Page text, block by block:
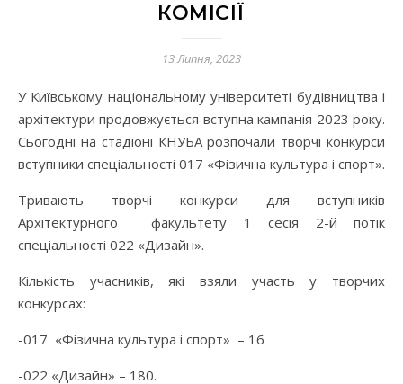
КОМІСІЇ
13 Липня, 2023
У Київському національному університеті будівництва і
архітектури продовжується вступна кампанія 2023 року.
Сьогодні на стадіоні КНУБА розпочали творчі конкурси
вступники спеціальності 017 «Фізична культура і спорт».
Тривають творчі конкурси для вступників
Архітектурного факультету 1 сесія 2-й потік
спеціальності 022 «Дизайн».
Кількість учасників, які взяли участь у творчих
конкурсах:
-017 «Фізична культура і спорт» – 16
-022 «Дизайн» – 180.